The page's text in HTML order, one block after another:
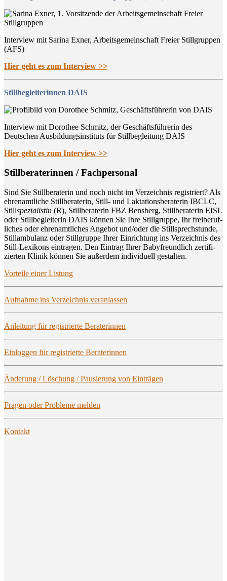
Interview mit Sarina Exner, Arbeitsgemeinschaft Freier Stillgruppen
(AFS)
Hier geht es zum Interview >>
Stillbegleiterinnen DAIS
Interview mit Dorothee Schmitz, der Geschäftsführerin des
Deutschen Ausbildungsinstituts für Stillbegleitung DAIS
Hier geht es zum Interview >>
Still­be­ra­te­rin­nen / Fachpersonal
Sind Sie Still­be­ra­te­rin und noch nicht im Ver­zeich­nis regis­triert? Als
ehren­amt­li­che Still­be­ra­te­rin, Still- und Lak­ta­ti­ons­be­ra­te­rin IBCLC,
Stillspe­zia­lis­tin (R), Still­be­ra­te­rin FBZ Bens­berg, Still­be­ra­te­rin EISL
oder Still­be­glei­te­rin DAIS kön­nen Sie Ihre Still­grup­pe, Ihr frei­be­ruf­
li­ches oder ehren­amt­li­ches Ange­bot und/oder die Still­sprech­stun­de,
Still­am­bu­lanz oder Still­grup­pe Ihrer Ein­rich­tung ins Ver­zeich­nis des
Still-Lexi­kons ein­tra­gen. Den Ein­trag Ihrer Baby­freund­lich zer­ti­fi­
zier­ten Kli­nik kön­nen Sie außer­dem indi­vi­du­ell gestalten.
Vor­tei­le einer Listung
Auf­nah­me ins Ver­zeich­nis veranlassen
Anlei­tung für regis­trier­te Beraterinnen
Ein­log­gen für regis­trier­te Beraterinnen
Ände­rung / Löschung / Pau­sie­rung von Einträgen
Fra­gen oder Pro­ble­me melden
Kon­takt